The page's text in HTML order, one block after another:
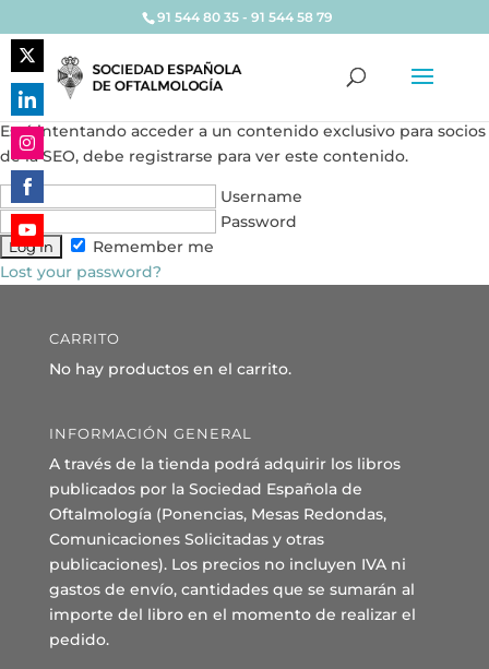
91 544 80 35 - 91 544 58 79
Está intentando acceder a un contenido exclusivo para socios
de la SEO, debe registrarse para ver este contenido.
Username
Password
Remember me
Lost your password?
CARRITO
No hay productos en el carrito.
INFORMACIÓN GENERAL
A través de la tienda podrá adquirir los libros
publicados por la Sociedad Española de
Oftalmología (Ponencias, Mesas Redondas,
Comunicaciones Solicitadas y otras
publicaciones). Los precios no incluyen IVA ni
gastos de envío, cantidades que se sumarán al
importe del libro en el momento de realizar el
pedido.
Share
on
Twitter
Share
on
LinkedIn
Share
on
Instagram
Share
on
Facebook
Share
on